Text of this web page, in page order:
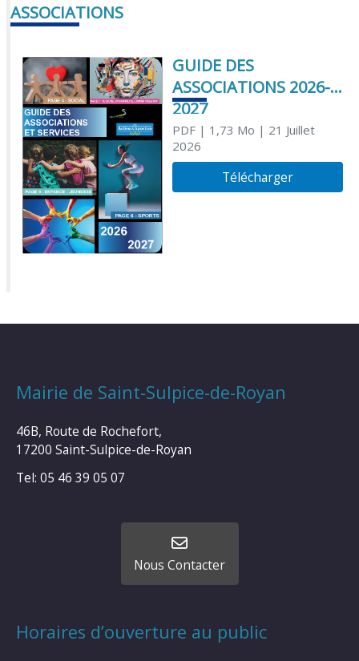
ASSOCIATIONS
GUIDE DES
ASSOCIATIONS 2026-
2027
PDF| 1,73 Mo | 21 Juillet
2026
Télécharger
Mairie de Saint-Sulpice-de-Royan
46B, Route de Rochefort,
17200 Saint-Sulpice-de-Royan
Tel: 05 46 39 05 07
Nous Contacter
Horaires d’ouverture au public